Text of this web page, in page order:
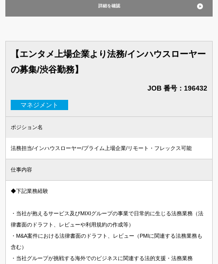
詳細を確認
【エンタメ上場企業より法務/インハウスローヤー
の募集/渋谷勤務】
JOB 番号：196432
マネジメント
ポジション名
法務担当/インハウスローヤー/プライム上場企業/リモート・フレックス可能
仕事内容
◆下記業務経験
・当社が抱えるサービス及びMIXIグループの事業で日常的に生じる法務業務（法
律書面のドラフト、レビューや利用規約の作成等）
・M&A案件における法律書面のドラフト、レビュー（PMIに関連する法務業務も
含む）
・当社グループが挑戦する海外でのビジネスに関連する法的支援・法務業務